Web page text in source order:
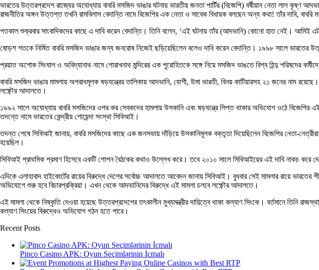
ভারতের উত্তরপ্রদেশ রাজ্যের অযোধ্যায় বাবরি মসজিদ ভাঙার ঘটনায় ভারতীয় জনতা পার্টির (বিজেপি) বর্ষীয়ান নেতা লাল কৃষ্ণ
রাজনীতির অঙ্গন উত্তপ্ত তখনি রামবিলাস বেদান্তি নামে বিজেপির এক নেতা ও সাবেক বিধায়ক বলছেন অন্য কথা! তাঁর দাবি, বাবরি
গতকাল শুক্রবার সাংবাদিকদের কাছে এ দাবি করেন বেদান্তি। তিনি বলেন, ‘এই ঘটনায় তাঁর (আদভানি) কোনো হাত নেই। আমিই
ষোড়শ শতকে নির্মিত বাবরি মসজিদ ভাঙার জন্য জনরোষ নিজেই ছড়িয়েছিলেন বলেও দাবি করেন বেদান্তি। ১৯৯৮ সালে ভারতের
প্রয়াত অশোক সিংঘাল ও অবিদ্যানাথ নামে গোরাখনাথ মন্দিরের এক পুরোহিতকে সঙ্গে নিয়ে মসজিদ ভাঙতে বিশ্ব হিন্দু পরিষদের
বাবরি মসজিদ ভাঙার মামলায় অপরাধমূলক ষড়যন্ত্রের তালিকায় আদভানি, যোশী, উমা ভারতী, বিনয় কাটিয়ারসহ ২১ জনের নাম
লক্ষ্ণৌর আদালতে।
১৯৯২ সালে অযোধ্যায় বাবরি মসজিদের ওপর কর সেবকদের হামলায় উসকানি এবং ষড়যন্ত্রে লিপ্ত থাকার অভিযোগ ওঠে বিজেপির
তদন্তে নামে ভারতের কেন্দ্রীয় গোয়েন্দা সংস্থা সিবিআই।
তদন্ত শেষে সিবিআই জানায়, বাবরি মসজিদের কাছে এক জনসভায় দাঁড়িয়ে উসকানিমূলক বক্তৃতা দিয়েছিলেন বিজেপির নেতা-
হয়েছিল।
সিবিআই প্রাথমিক প্রমাণ হিসেবে একটি গোপন বৈঠকের কথাও উল্লেখ করে। তবে ২০১০ সালে সিবিআইয়ের এই দাবি নাকচ করে
এদিকে এলাহাবাদ হাইকোর্টের রায়ের বিরুদ্ধে দেশের সর্বোচ্চ আদালতে আবেদন জানায় সিবিআই। বুধবার সেই মামলার রায়ে
অভিযোগে শুরু হবে বিচারপ্রক্রিয়া। এখন থেকে আদভানিদের বিরুদ্ধে এই মামলা চলবে লক্ষ্ণৌর আদালতে।
এই মামলা থেকে নিষ্কৃতি দেওয়া হয়েছে উত্তরপ্রদেশের তৎকালীন মুখ্যমন্ত্রীর দায়িত্বে থাকা কল্যাণ সিংকে। বর্তমানে তিনি
কল্যাণ সিংয়ের বিরুদ্ধেও অভিযোগ গঠন হতে পারে।
Recent Posts
Pinco Casino APK: Oyun Seçimlərinin İcmalı